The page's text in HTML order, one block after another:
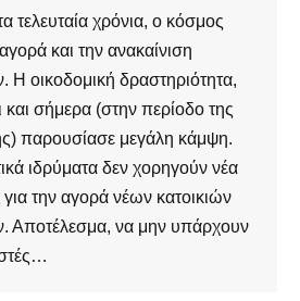
τελευταία χρόνια, ο κόσμος
και την ανακαίνιση
Η οικοδομική δραστηριότητα,
σήμερα (στην περίοδο της
παρουσίασε μεγάλη κάμψη.
ιδρύματα δεν χορηγούν νέα
για την αγορά νέων κατοικιών
Αποτέλεσμα, να μην υπάρχουν